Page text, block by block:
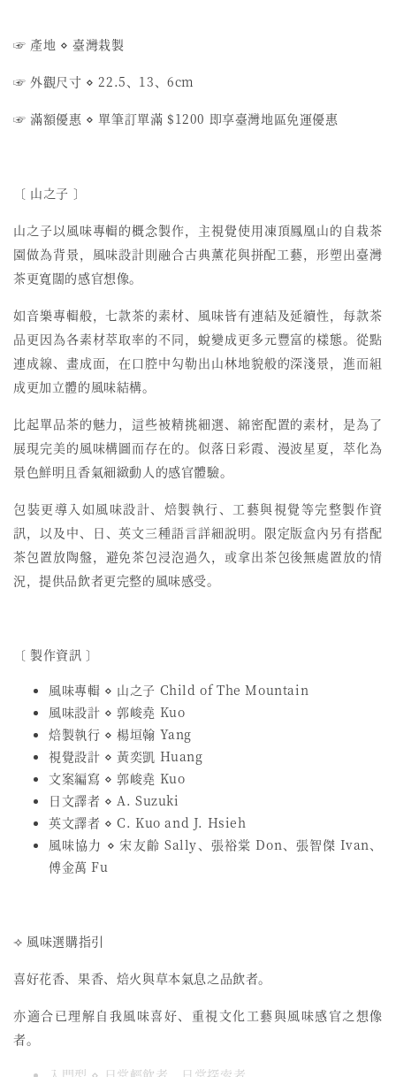
☞ 產地 ⋄ 臺灣栽製
☞ 外觀尺寸 ⋄ 22.5、13、6cm
☞ 滿額優惠 ⋄ 單筆訂單滿 $1200 即享臺灣地區免運優惠
〔 山之子 〕
山之子以風味專輯的概念製作， 主視覺使用凍頂鳳凰山的自栽茶
園做為背景， 風味設計則融合古典薰花與拼配工藝，形塑出臺灣
茶更寬闊的感官想像。
如音樂專輯般，七款茶的素材、風味皆有連結及延續性，每款茶
品更因為各素材萃取率的不同，蛻變成更多元豐富的樣態。從點
連成線、畫成面，在口腔中勾勒出山林地貌般的深淺景，進而組
成更加立體的風味結構。
比起單品茶的魅力，這些被精挑細選、綿密配置的素材， 是為了
展現完美的風味構圖而存在的。似落日彩霞、漫波星夏，萃化為
景色鮮明且香氣細緻動人的感官體驗。
包裝更導入如風味設計、焙製執行、工藝與視覺等完整製作資
訊，
以及中、日、英文三種語言詳細說明。限定版盒內另有搭配
茶包置放陶盤， 避免茶包浸泡過久，或拿出茶包後無處置放的情
況，提供品飲者更完整的風味感受。
〔 製作資訊 〕
風味專輯 ⋄ 山之子 Child of The Mountain
風味設計 ⋄ 郭峻堯 Kuo
焙製執行 ⋄ 楊垣翰 Yang
視覺設計 ⋄ 黃奕凱 Huang
文案編寫 ⋄ 郭峻堯 Kuo
日文譯者 ⋄ A. Suzuki
英文譯者 ⋄ C. Kuo and J. Hsieh
風味協力 ⋄ 宋友齡 Sally、張裕棠 Don、張智傑 Ivan、
傅金萬 Fu
⟢ 風味選購指引
喜好花香、果香、焙火與草本氣息之品飲者。
亦適合已理解自我風味喜好、重視文化工藝與風味感官之想像
者。